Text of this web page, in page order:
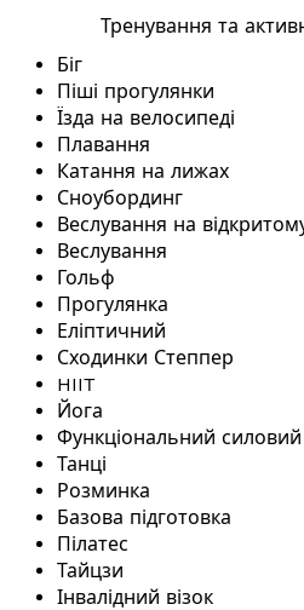
Тренування та
Біг
Піші прогулянки
Їзда на велосипеді
Плавання
Катання на лижах
Сноубординг
Веслування на
Веслування
Гольф
Прогулянка
Еліптичний
Сходинки Степпер
HIIT
Йога
Функціональний силовий
Танці
Розминка
Базова підготовка
Пілатес
Тайцзи
Інвалідний візок